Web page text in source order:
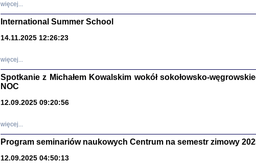
więcej...
International Summer School
14.11.2025 12:26:23
więcej...
Spotkanie z Michałem Kowalskim wokół sokołowsko-
NOC
12.09.2025 09:20:56
więcej...
Program seminariów naukowych Centrum na semestr zimowy
12.09.2025 04:50:13